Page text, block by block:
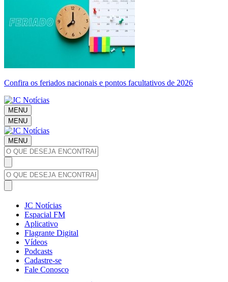
Confira os feriados nacionais e pontos facultativos de 2026
MENU
MENU
MENU
JC Notícias
Espacial FM
Aplicativo
Flagrante Digital
Vídeos
Podcasts
Cadastre-se
Fale Conosco